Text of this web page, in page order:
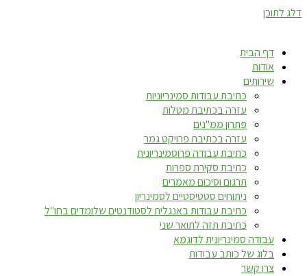
דלג לתוכן
דף הבית
אודות
שירותים
כתיבת עבודות סמינריוניות
עזרה בכתיבת מטלות
פתרון ממ"נים
עזרה בכתיבת פרויקט גמר
כתיבת עבודה פרוסמינריונית
כתיבת סקירת ספרות
תרגום וסיכום מאמרים
ניתוחים סטטיסטיים לסמינריון
כתיבת עבודות באנגלית לסטודנטים שלומדים בחו"ל
כתיבת תזה לתואר שני
עבודה סמינריונית לדוגמא
בלוג של כותב עבודות
צרו קשר